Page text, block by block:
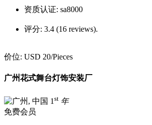
资质认证: sa8000
评分: 3.4 (16 reviews).
价位: USD 20/Pieces
广州花式舞台灯饰安装厂
1 st 年
免费会员